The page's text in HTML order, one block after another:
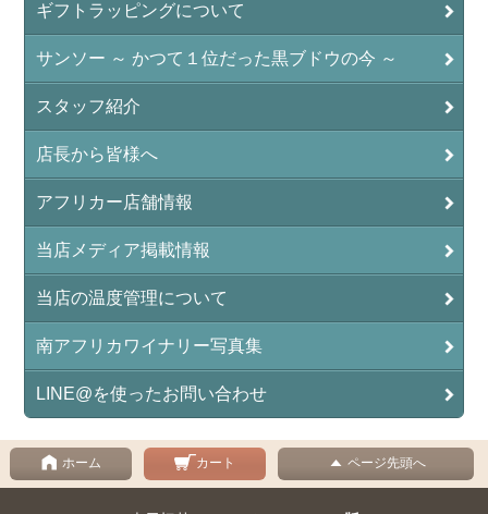
ギフトラッピングについて
サンソー ～ かつて１位だった黒ブドウの今 ～
スタッフ紹介
店長から皆様へ
アフリカー店舗情報
当店メディア掲載情報
当店の温度管理について
南アフリカワイナリー写真集
LINE@を使ったお問い合わせ
ホーム カート ページ先頭へ